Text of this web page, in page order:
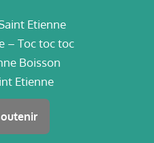
Etienne
– Toc toc toc
Boisson
Etienne